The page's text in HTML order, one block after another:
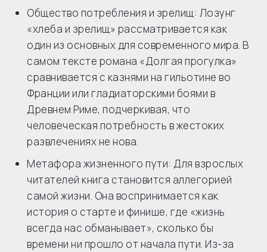
Общество потребления и зрелищ: Лозунг
«хлеба и зрелищ» рассматривается как
один из основных для современного мира. В
самом тексте романа «Долгая прогулка»
сравнивается с казнями на гильотине во
Франции или гладиаторскими боями в
Древнем Риме, подчеркивая, что
человеческая потребность в жестоких
развлечениях не нова.
Метафора жизненного пути: Для взрослых
читателей книга становится аллегорией
самой жизни. Она воспринимается как
история о старте и финише, где «жизнь
всегда нас обманывает», сколько бы
времени ни прошло от начала пути. Из-за